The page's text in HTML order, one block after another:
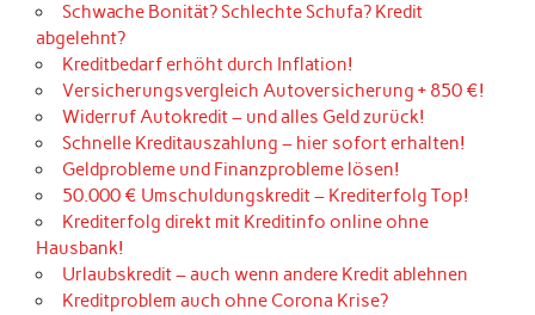
Schwache Bonität? Schlechte Schufa? Kredit
abgelehnt?
Kreditbedarf erhöht durch Inflation!
Versicherungsvergleich Autoversicherung + 850 €!
Widerruf Autokredit – und alles Geld zurück!
Schnelle Kreditauszahlung – hier sofort erhalten!
Geldprobleme und Finanzprobleme lösen!
50.000 € Umschuldungskredit – Krediterfolg Top!
Krediterfolg direkt mit Kreditinfo online ohne
Hausbank!
Urlaubskredit – auch wenn andere Kredit ablehnen
Kreditproblem auch ohne Corona Krise?